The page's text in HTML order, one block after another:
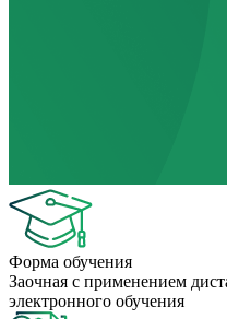
Форма обучения
Заочная с применением
электронного обучения